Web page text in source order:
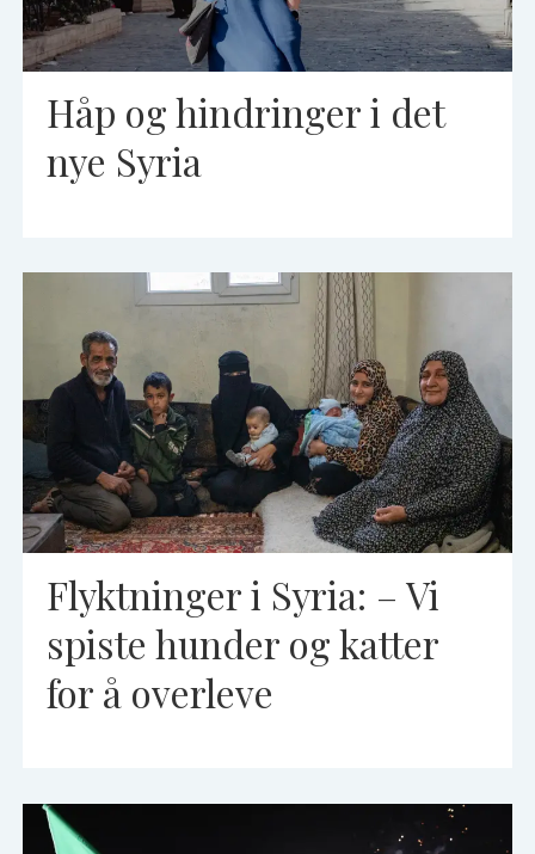
Håp og hindringer i det
nye Syria
Flyktninger i Syria: – Vi
spiste hunder og katter
for å overleve